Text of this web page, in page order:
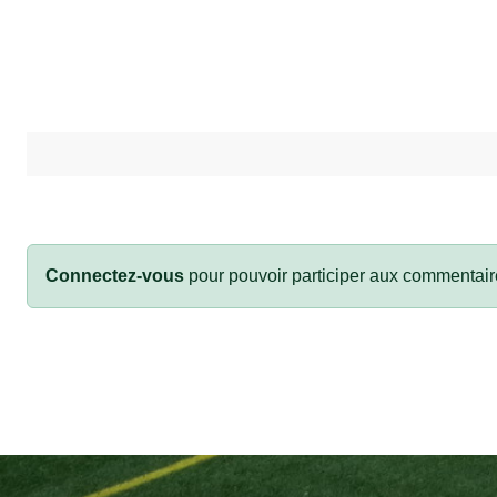
Connectez-vous pour pouvoir participer aux